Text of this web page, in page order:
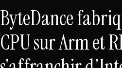
ByteDance
CPU sur Arm et